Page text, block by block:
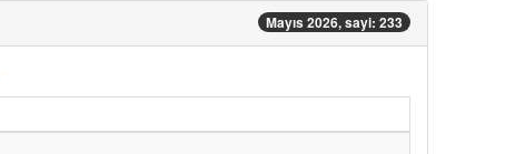
Mayıs 2026, sayi: 233